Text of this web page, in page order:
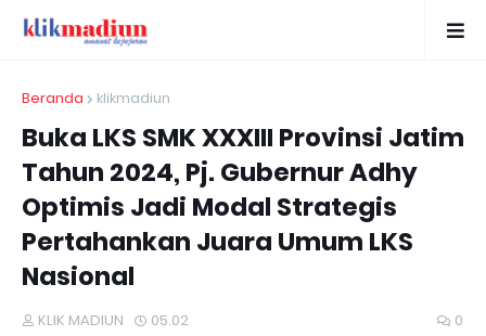
Beranda klikmadiun
Buka LKS SMK XXXIII Provinsi Jatim
Tahun 2024, Pj. Gubernur Adhy
Optimis Jadi Modal Strategis
Pertahankan Juara Umum LKS
Nasional
KLIK MADIUN 05.02 0